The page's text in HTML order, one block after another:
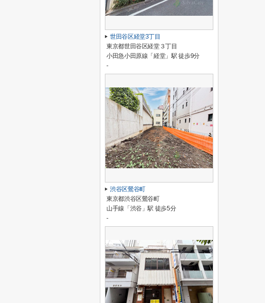
世田谷区経堂3丁目
東京都世田谷区経堂３丁目
小田急小田原線「経堂」駅 徒歩9分
-
渋谷区鶯谷町
東京都渋谷区鶯谷町
山手線「渋谷」駅 徒歩5分
-